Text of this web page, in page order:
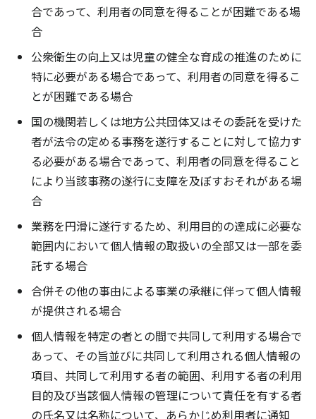
合であって、利用者の同意を得ることが困難である場
合
公衆衛生の向上又は児童の健全な育成の推進のために
特に必要がある場合であって、利用者の同意を得るこ
とが困難である場合
国の機関若しくは地方公共団体又はその委託を受けた
者が法令の定める事務を遂行することに対して協力す
る必要がある場合であって、利用者の同意を得ること
により当該事務の遂行に支障を及ぼすおそれがある場
合
業務を円滑に遂行するため、利用目的の達成に必要な
範囲内において個人情報の取扱いの全部又は一部を委
託する場合
合併その他の事由による事業の承継に伴って個人情報
が提供される場合
個人情報を特定の者との間で共同して利用する場合で
あって、その旨並びに共同して利用される個人情報の
項目、共同して利用する者の範囲、利用する者の利用
目的及び当該個人情報の管理について責任を有する者
の氏名又は名称について、あらかじめ利用者に通知